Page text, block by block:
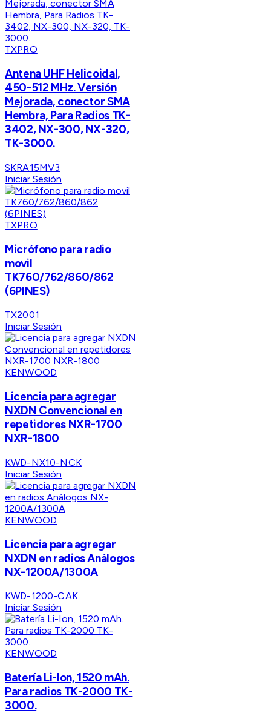
TXPRO
Antena UHF Helicoidal,
450-512 MHz. Versión
Mejorada, conector SMA
Hembra, Para Radios TK-
3402, NX-300, NX-320,
TK-3000.
SKRA15MV3
Iniciar Sesión
TXPRO
Micrófono para radio
movil
TK760/762/860/862
(6PINES)
TX2001
Iniciar Sesión
KENWOOD
Licencia para agregar
NXDN Convencional en
repetidores NXR-1700
NXR-1800
KWD-NX10-NCK
Iniciar Sesión
KENWOOD
Licencia para agregar
NXDN en radios Análogos
NX-1200A/1300A
KWD-1200-CAK
Iniciar Sesión
KENWOOD
Batería Li-Ion, 1520 mAh.
Para radios TK-2000 TK-
3000.